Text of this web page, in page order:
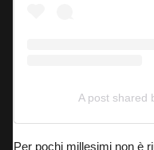
A post shared
Per pochi millesimi non è